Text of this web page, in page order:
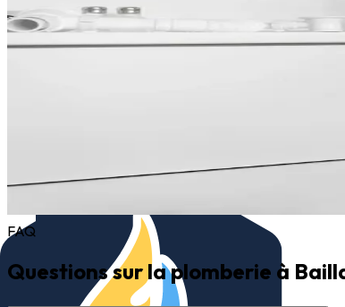
Nos engagements :
Réactivité: intervention en 20 minutes, 7j/7
: devis gratuit et détaillé avant
: assurance décennale sur tous nos
: recommandations personnalisées
Que vous habitiez dans le village ancien de
baillarguois apprécient notre sérieux, notre ponctualité
FAQ
Questions sur la plomberie à